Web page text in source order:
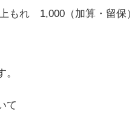
もれ 1,000（加算・留保）
て